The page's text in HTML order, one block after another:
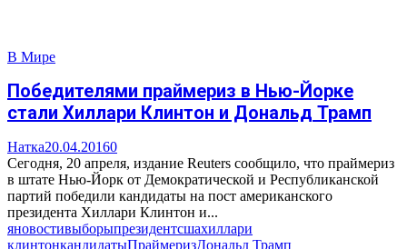
В Мире
Победителями праймериз в Нью-Йорке
стали Хиллари Клинтон и Дональд Трамп
Натка20.04.20160
Сегодня, 20 апреля, издание Reuters сообщило, что праймериз
в штате Нью-Йорк от Демократической и Республиканской
партий победили кандидаты на пост американского
президента Хиллари Клинтон и...
яновостивыборыпрезидентсшахиллари
клинтонкандидатыПраймеризДональд Трамп